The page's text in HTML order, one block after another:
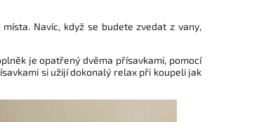
Navíc, když se budete zvedat z vany,
je opatřený dvěma přísavkami, pomocí
si užijí dokonalý relax při koupeli jak